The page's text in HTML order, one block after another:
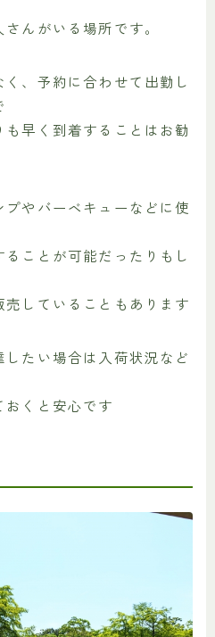
んがいる場所です。
、予約に合わせて出勤し
早く到着することはお勧
やバーベキューなどに使
ことが可能だったりもし
していることもあります
たい場合は入荷状況など
くと安心です